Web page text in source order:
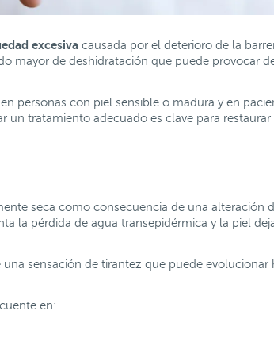
excesiva causada por el deterioro de la
mayor de deshidratación que puede provocar
personas con piel sensible o madura y en
un tratamiento adecuado es clave para
seca como consecuencia de una alteración
la pérdida de agua transepidérmica y la piel
sensación de tirantez que puede evolucionar
en: